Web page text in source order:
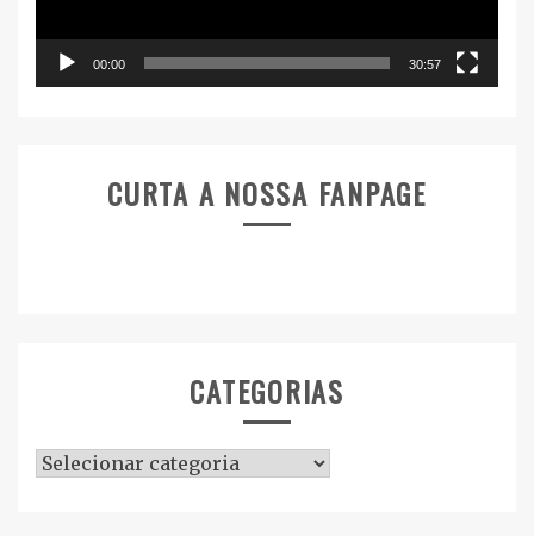
00:00 30:57
CURTA A NOSSA FANPAGE
CATEGORIAS
Categorias